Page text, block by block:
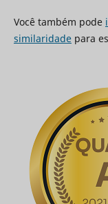
Você também pode
similaridadepara